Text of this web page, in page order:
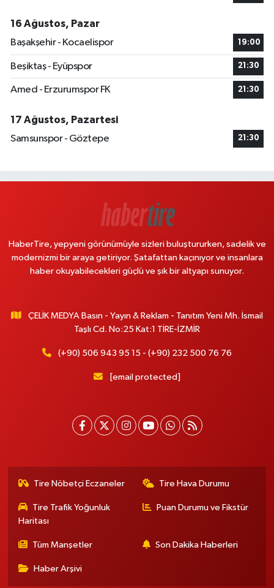
16 Ağustos, Pazar
Başakşehir - Kocaelispor
19:00
Beşiktaş - Eyüpspor 21:30
Amed - Erzurumspor FK 21:30
17 Ağustos, Pazartesi
Samsunspor - Göztepe
21:30
HaberTire, yepyeni görünümüyle sizleri buluştururken, sadelik ve
modernizmi bir araya getiriyor. Şatafattan kaçınıyor ve insanlara
haber okuyabilecekleri güçlü ve şık bir altyapı sunuyor.
ÇELİK MEDYA Basın - Yayın & Reklam - Tanıtım Yeni Mh. İsmail
Taşlı Cd. No:25 Kat:1 TİRE-İZMİR
(+90) 506 943 95 15 - (+90) 232 500 76 76
[email protected]
Tire Nöbetçi Eczaneler Tire Hava Durumu
Tire Trafik Yoğunluk
Haritası
Puan Durumu ve Fikstür
Tüm Manşetler Son Dakika Haberleri
Haber Arşivi